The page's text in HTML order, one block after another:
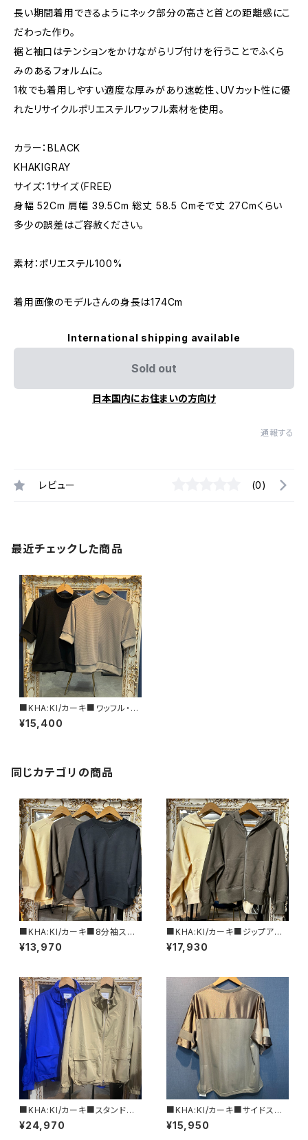
長い期間着用できるようにネック部分の高さと首との距離感にこ
だわった作り。
裾と袖口はテンションをかけながらリブ付けを行うことでふくら
みのあるフォルムに。
1枚でも着用しやすい適度な厚みがあり速乾性、UVカット性に優
れたリサイクルポリエステルワッフル素材を使用。
カラー：BLACK
KHAKIGRAY
サイズ：1サイズ（FREE）
身幅 52Cm 肩幅 39.5Cm 総丈 58.5 Cmそで丈 27Cmくらい
多少の誤差はご容赦ください。
素材：ポリエステル100%
着用画像のモデルさんの身長は174Cm
International shipping available
Sold out
日本国内にお住まいの方向け
通報する
レビュー (0)
最近チェックした商品
■KHA:KI/カーキ■ワッフル・シ
ョートスリーブ・トップス■MIL2
4HCS3386
¥15,400
同じカテゴリの商品
■KHA:KI/カーキ■8分袖スウ
ェットシャツ■MIL26HCS347
3■
¥13,970
■KHA:KI/カーキ■ジップアッ
プフーディー■MIL26HCS347
3■
¥17,930
■KHA:KI/カーキ■スタンドカ
ラージップアップジャケット■MI
L25HJK3232■BLACK
¥24,970
■KHA:KI/カーキ■サイドスリッ
ト・ホッケーシャツ■MIL25SCS
3445■
¥15,950